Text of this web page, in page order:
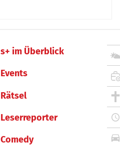
s+ im Überblick
Events
Rätsel
Leserreporter
Comedy